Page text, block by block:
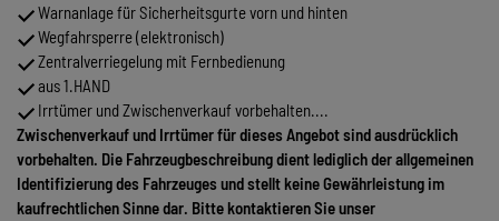
Warnanlage für Sicherheitsgurte vorn und hinten
Wegfahrsperre (elektronisch)
Zentralverriegelung mit Fernbedienung
aus 1.HAND
Irrtümer und Zwischenverkauf vorbehalten....
Zwischenverkauf und Irrtümer für dieses Angebot sind ausdrücklich
vorbehalten. Die Fahrzeugbeschreibung dient lediglich der allgemeinen
Identifizierung des Fahrzeuges und stellt keine Gewährleistung im
kaufrechtlichen Sinne dar. Bitte kontaktieren Sie unser